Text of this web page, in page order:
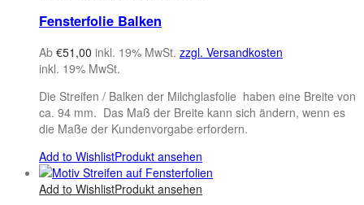
Fensterfolie Balken
Ab €51,00 inkl. 19% MwSt. zzgl. Versandkosten
inkl. 19% MwSt.
Die Streifen / Balken der Milchglasfolie haben eine Breite von
ca. 94 mm. Das Maß der Breite kann sich ändern, wenn es
die Maße der Kundenvorgabe erfordern.
Add to WishlistProdukt ansehen
Add to WishlistProdukt ansehen